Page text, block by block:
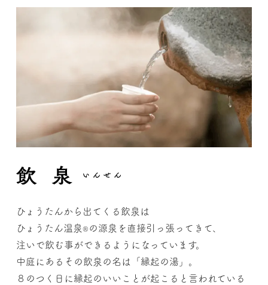
ひょうたんから出てくる飲泉は
ひょうたん温泉® の源泉を直接引っ張ってきて、
注いで飲む事ができるようになっています。
中庭にあるその飲泉の名は「縁起の湯」。
８のつく日に縁起のいいことが起こると言われている